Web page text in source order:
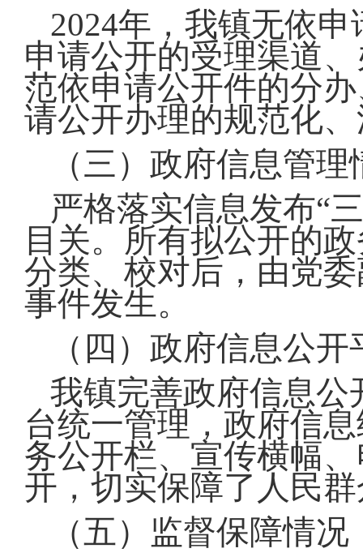
2024年，我镇无依
申请公开的受理渠道
范依申请公开件的分
请公开办理的规范化
（三）政府信息管理
严格落实信息发布“
目关。所有拟公开的
分类、校对后，由党
事件发生。
（四）政府信息公
我镇完善政府信息
台统一管理，政府信
务公开栏、宣传横幅
开，切实保障了人民
（五）监督保障情况